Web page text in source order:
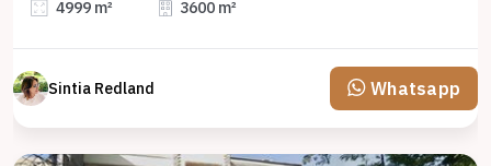
4999 m² 3600 m²
Sintia Redland Whatsapp